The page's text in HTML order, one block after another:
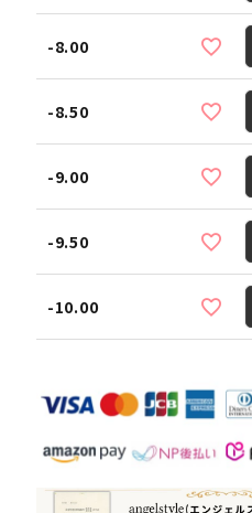
-8.00
-8.50
-9.00
-9.50
-10.00